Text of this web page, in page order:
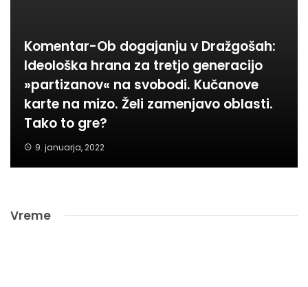
Komentar-Ob dogajanju v Dražgošah:
Ideološka hrana za tretjo generacijo
»partizanov« na svobodi. Kučanove
karte na mizo. Želi zamenjavo oblasti.
Tako to gre?
9. januarja, 2022
Vreme